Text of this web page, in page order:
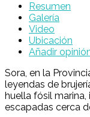
Resumen
Galería
Video
Ubicación
Añadir
Sora, en la
leyendas de
huella fósil
escapadas cerca